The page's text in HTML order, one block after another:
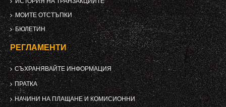
МОИТЕ ОТСТЪПКИ
БЮЛЕТИН
РЕГЛАМЕНТИ
СЪХРАНЯВАЙТЕ ИНФОРМАЦИЯ
ПРАТКА
НАЧИНИ НА ПЛАЩАНЕ И КОМИСИОННИ